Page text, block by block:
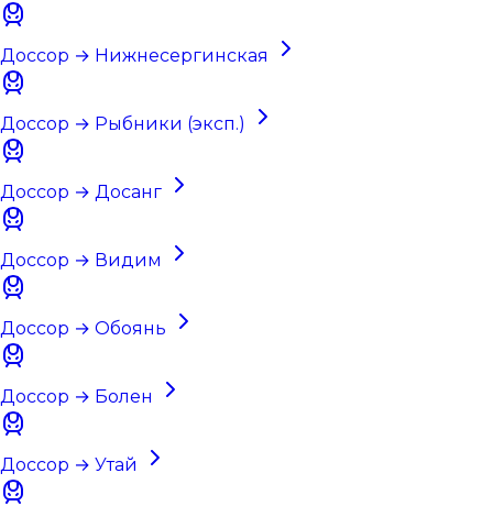
Доссор → Нижнесергинская
Доссор → Рыбники (эксп.)
Доссор → Досанг
Доссор → Видим
Доссор → Обоянь
Доссор → Болен
Доссор → Утай